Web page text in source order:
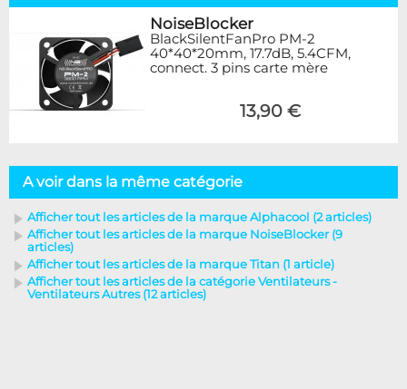
NoiseBlocker
BlackSilentFanPro PM-2
40*40*20mm, 17.7dB, 5.4CFM,
connect. 3 pins carte mère
13,90 €
A voir dans la même catégorie
Afficher tout les articles de la marque Alphacool (2 articles)
Afficher tout les articles de la marque NoiseBlocker (9
articles)
Afficher tout les articles de la marque Titan (1 article)
Afficher tout les articles de la catégorie Ventilateurs -
Ventilateurs Autres (12 articles)